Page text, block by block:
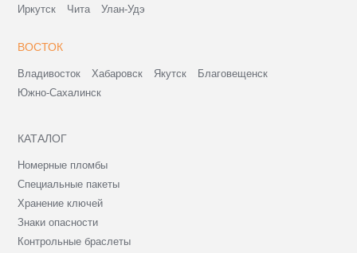
Иркутск Чита Улан-Удэ
ВОСТОК
Владивосток Хабаровск Якутск
Благовещенск
Южно-Сахалинск
КАТАЛОГ
Номерные пломбы
Специальные пакеты
Хранение ключей
Знаки опасности
Контрольные браслеты